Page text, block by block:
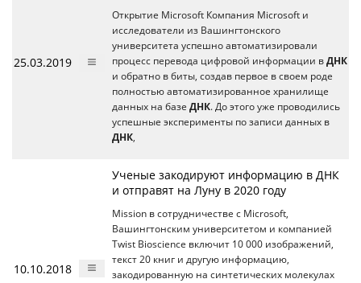
25.03.2019
Открытие Microsoft Компания Microsoft и
исследователи из Вашингтонского
университета успешно автоматизировали
процесс перевода цифровой информации в ДНК
и обратно в биты, создав первое в своем роде
полностью автоматизированное хранилище
данных на базе ДНК. До этого уже проводились
успешные эксперименты по записи данных в
ДНК,
10.10.2018
Ученые закодируют информацию в ДНК
и отправят на Луну в 2020 году
Mission в сотрудничестве с Microsoft,
Вашингтонским университетом и компанией
Twist Bioscience включит 10 000 изображений,
текст 20 книг и другую информацию,
закодированную на синтетических молекулах